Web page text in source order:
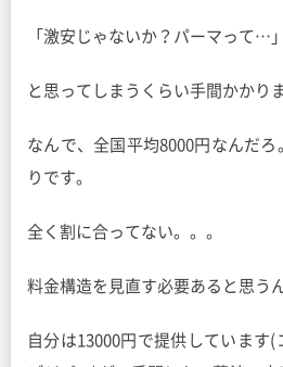
「激安じゃないか？パーマって…」
と思ってしまうくらい手間かかり
なんで、全国平均8000円なんだ
りです。
全く割に合ってない。。。
料金構造を見直す必要あると思う
自分は13000円で提供しています